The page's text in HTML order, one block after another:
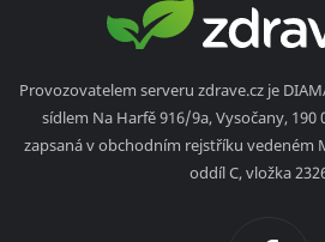
Provozovatelem serveru zdrave.cz je
sídlem Na Harfě 916/9a, Vysočany, 190
zapsaná v obchodním rejstříku vedeném
oddíl C, vložka